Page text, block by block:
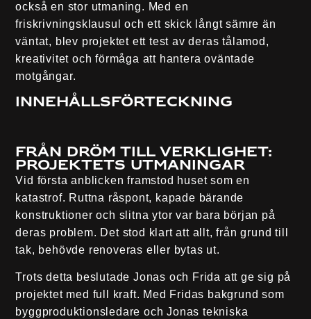
också en stor utmaning. Med en
friskrivningsklausul och ett skick långt sämre än
väntat, blev projektet ett test av deras tålamod,
kreativitet och förmåga att hantera oväntade
motgångar.
Innehållsförteckning
Från dröm till verklighet:
Projektets utmaningar
Vid första anblicken framstod huset som en
katastrof. Ruttna råspont, kapade bärande
konstruktioner och slitna ytor var bara början på
deras problem. Det stod klart att allt, från grund till
tak, behövde renoveras eller bytas ut.
Trots detta beslutade Jonas och Frida att ge sig på
projektet med full kraft. Med Fridas bakgrund som
byggproduktionsledare och Jonas tekniska